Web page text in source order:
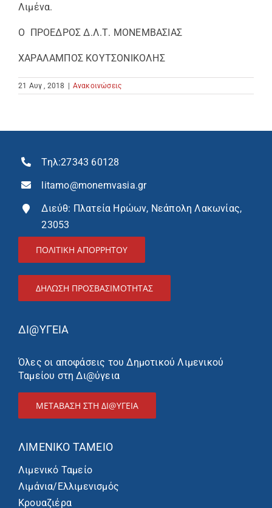
Λιμένα.
Ο ΠΡΟΕΔΡΟΣ Δ.Λ.Τ. ΜΟΝΕΜΒΑΣΙΑΣ
ΧΑΡΑΛΑΜΠΟΣ ΚΟΥΤΣΟΝΙΚΟΛΗΣ
21 Αυγ , 2018 | Ανακοινώσεις
Τηλ:27343 60128
litamo@monemvasia.gr
Διεύθ: Πλατεία Ηρώων, Νεάπολη Λακωνίας,
23053
ΠΟΛΙΤΙΚΗ ΑΠΟΡΡΗΤΟΥ
ΔΉΛΩΣΗ ΠΡΟΣΒΑΣΙΜΌΤΗΤΑΣ
ΔΙ@ΥΓΕΙΑ
Όλες οι αποφάσεις του Δημοτικού Λιμενικού
Ταμείου στη Δι@ύγεια
ΜΕΤΑΒΑΣΗ ΣΤΗ ΔΙ@ΥΓΕΙΑ
ΛΙΜΕΝΙΚΌ ΤΑΜΕΊΟ
Λιμενικό Ταμείο
Λιμάνια/Ελλιμενισμός
Κρουαζιέρα